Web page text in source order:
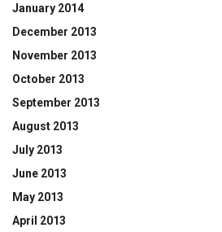
January 2014
December 2013
November 2013
October 2013
September 2013
August 2013
July 2013
June 2013
May 2013
April 2013